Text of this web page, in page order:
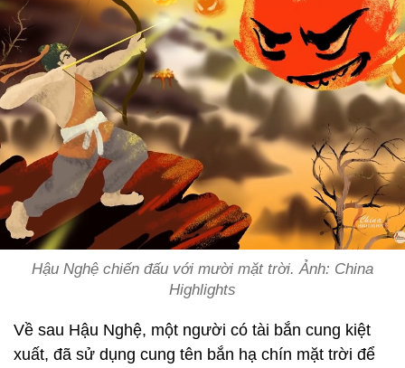
Hậu Nghệ chiến đấu với mười mặt trời. Ảnh: China
Highlights
Về sau Hậu Nghệ, một người có tài bắn cung kiệt
xuất, đã sử dụng cung tên bắn hạ chín mặt trời để